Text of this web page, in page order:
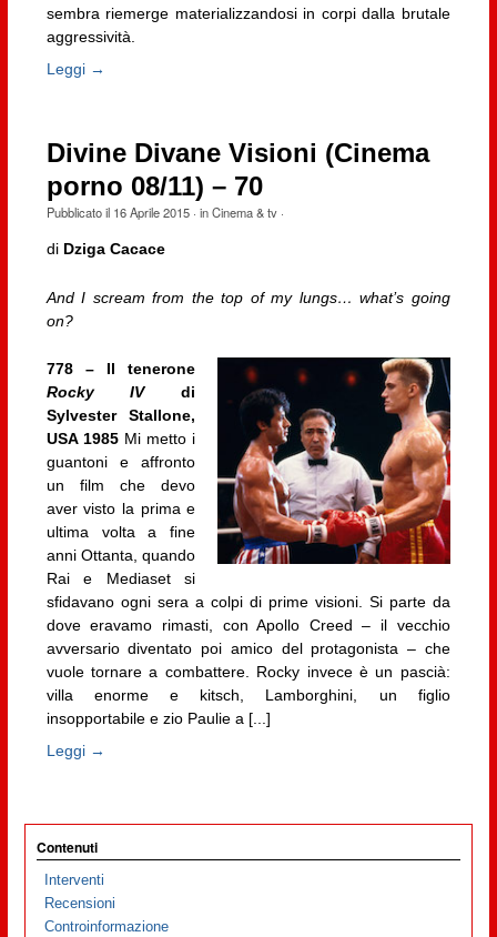
sembra riemerge materializzandosi in corpi dalla brutale
aggressività.
Leggi →
Divine Divane Visioni (Cinema
porno 08/11) – 70
Pubblicato il 16 Aprile 2015· inCinema & tv·
di Dziga Cacace
And I scream from the top of my lungs… what’s going
on?
778 – Il tenerone
Rocky IVdi
Sylvester Stallone,
USA 1985Mi metto i
guantoni e affronto
un film che devo
aver visto la prima e
ultima volta a fine
anni Ottanta, quando
Rai e Mediaset si
sfidavano ogni sera a colpi di prime visioni. Si parte da
dove eravamo rimasti, con Apollo Creed – il vecchio
avversario diventato poi amico del protagonista – che
vuole tornare a combattere. Rocky invece è un pascià:
villa enorme e kitsch, Lamborghini, un figlio
insopportabile e zio Paulie a [...]
Leggi →
Contenuti
Interventi
Recensioni
Controinformazione